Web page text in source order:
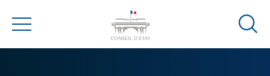
Menu
Ouvrir